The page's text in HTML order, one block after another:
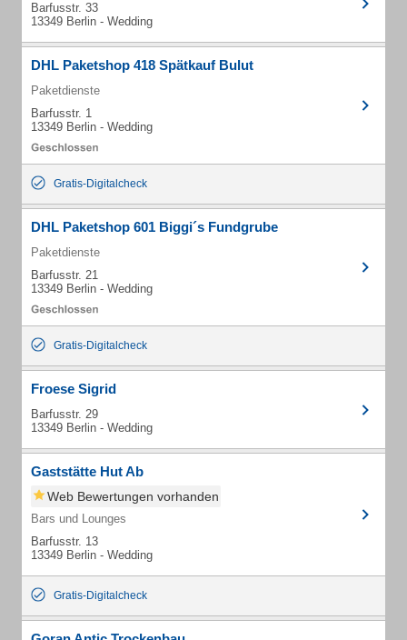
Barfusstr. 33
13349 Berlin - Wedding
DHL Paketshop 418 Spätkauf Bulut
Paketdienste
Barfusstr. 1
13349 Berlin - Wedding
Gratis-Digitalcheck
DHL Paketshop 601 Biggi´s Fundgrube
Paketdienste
Barfusstr. 21
13349 Berlin - Wedding
Gratis-Digitalcheck
Froese Sigrid
Barfusstr. 29
13349 Berlin - Wedding
Gaststätte Hut Ab
Web Bewertungen vorhanden
Bars und Lounges
Barfusstr. 13
13349 Berlin - Wedding
Gratis-Digitalcheck